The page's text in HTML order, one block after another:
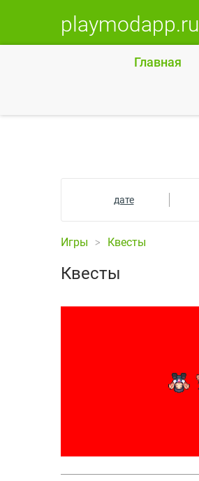
playmodapp.ru
Главная
дате
Игры Квесты
Квесты